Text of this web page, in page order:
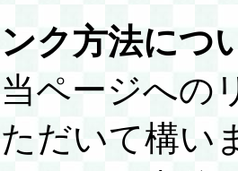
ンク方法につ
当ページへの
ただいて構い